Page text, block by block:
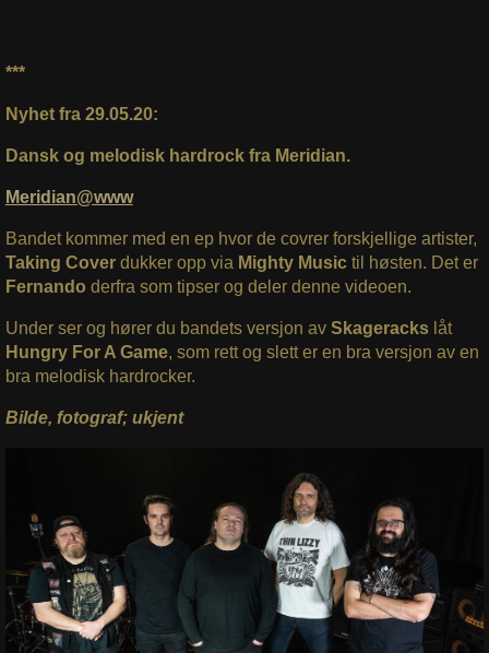
***
Nyhet fra 29.05.20:
Dansk og melodisk hardrock fra Meridian.
Meridian@www
Bandet kommer med en ep hvor de covrer forskjellige artister,
Taking Coverdukker opp via Mighty Musictil høsten. Det er
Fernando derfra som tipser og deler denne videoen.
Under ser og hører du bandets versjon av Skagerackslåt
Hungry For A Game, som rett og slett er en bra versjon av en
bra melodisk hardrocker.
Bilde, fotograf; ukjent